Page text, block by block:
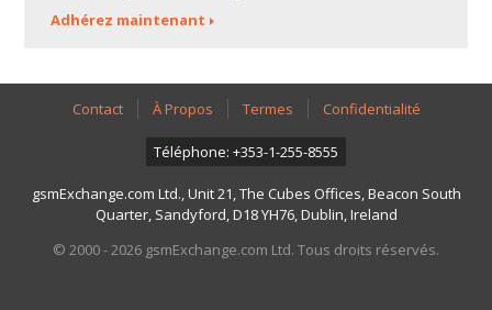
Adhérez maintenant
Contact À Propos Termes Confidentialité
Téléphone: +353-1-255-8555
gsmExchange.com Ltd., Unit 21, The Cubes Offices, Beacon South
Quarter, Sandyford, D18 YH76, Dublin, Ireland
© 2000 - 2026 gsmExchange.com Ltd. Tous droits réservés.